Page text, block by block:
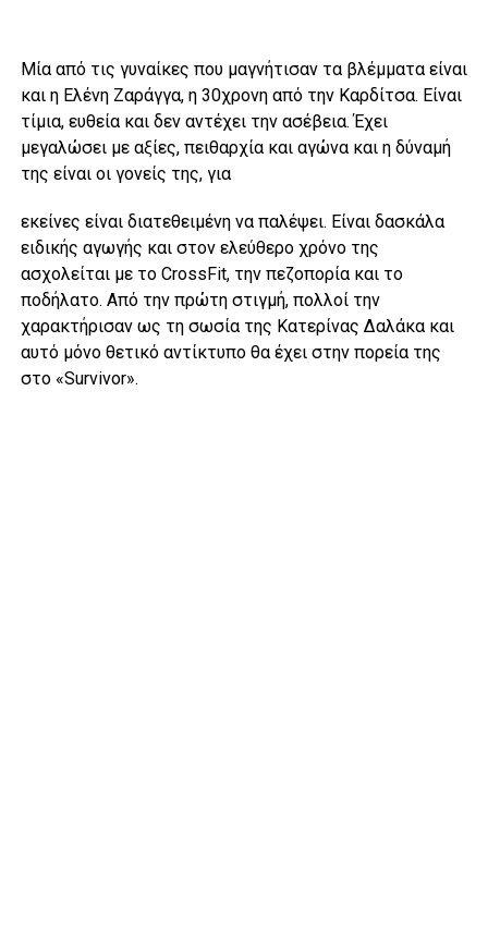
Μία από τις γυναίκες που μαγνήτισαν τα βλέμματα είναι
και η Ελένη Ζαράγγα, η 30χρονη από την Καρδίτσα. Είναι
τίμια, ευθεία και δεν αντέχει την ασέβεια. Έχει
μεγαλώσει με αξίες, πειθαρχία και αγώνα και η δύναμή
της είναι οι γονείς της, για
εκείνες είναι διατεθειμένη να παλέψει. Είναι δασκάλα
ειδικής αγωγής και στον ελεύθερο χρόνο της
ασχολείται με το CrossFit, την πεζοπορία και το
ποδήλατο. Από την πρώτη στιγμή, πολλοί την
χαρακτήρισαν ως τη σωσία της Κατερίνας Δαλάκα και
αυτό μόνο θετικό αντίκτυπο θα έχει στην πορεία της
στο «Survivor».